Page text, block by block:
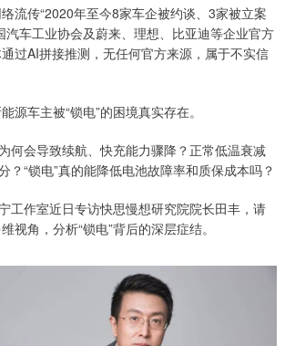
流传“2020年至今8家车企被约谈、3家被立案
汽车工业协会及蔚来、理想、比亚迪等企业官方
过AI拼接推测，无任何官方来源，属于不实信
源车主被“锁电”的困境真实存在。
何会导致续航、快充能力骤降？正常低温衰减
？“锁电”真的能降低电池故障率和质保成本吗？
工作室近日专访快思慢想研究院院长田丰，请
视角，分析“锁电”背后的深层症结。